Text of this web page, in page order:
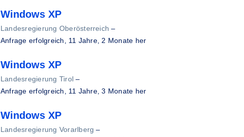
Windows XP
Landesregierung Oberösterreich –
Anfrage erfolgreich, 11 Jahre, 2 Monate her
Windows XP
Landesregierung Tirol –
Anfrage erfolgreich, 11 Jahre, 3 Monate her
Windows XP
Landesregierung Vorarlberg –